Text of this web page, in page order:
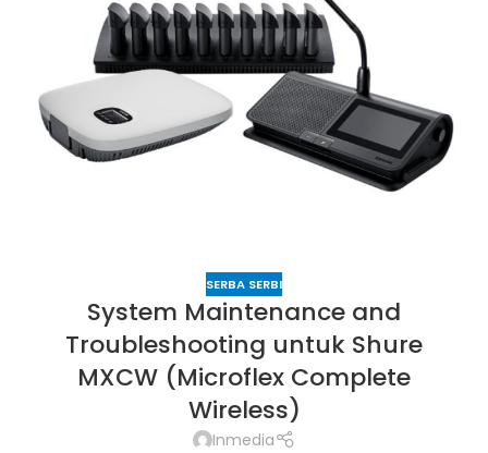
SERBA SERBI
System Maintenance and
Troubleshooting untuk Shure
MXCW (Microflex Complete
Wireless)
Inmedia